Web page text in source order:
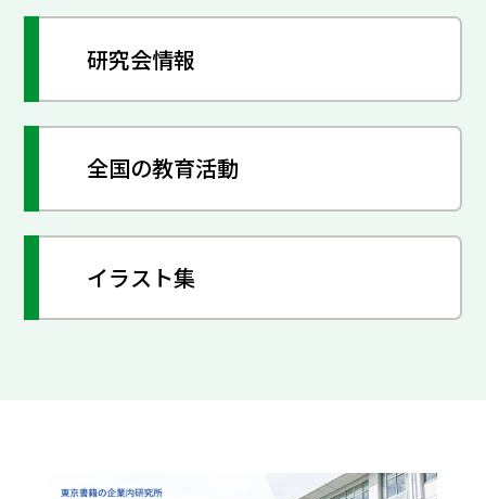
研究会情報
全国の教育活動
イラスト集